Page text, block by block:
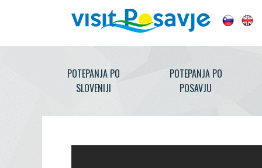
POTEPANJA PO
SLOVENIJI
POTEPANJA PO
POSAVJU